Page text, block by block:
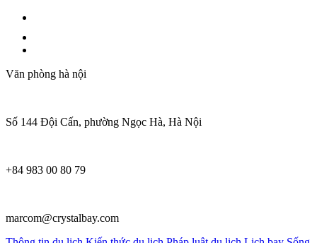
Văn phòng hà nội
Số 144 Đội Cấn, phường Ngọc Hà, Hà Nội
+84 983 00 80 79
marcom@crystalbay.com